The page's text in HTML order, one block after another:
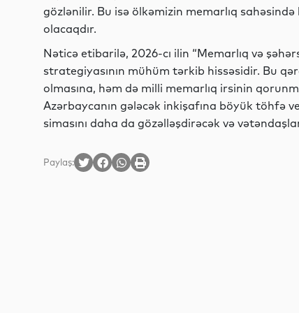
gözlənilir. Bu isə ölkəmizin memarlıq
olacaqdır.
Nəticə etibarilə, 2026-cı ilin “Memarlıq və
strategiyasının mühüm tərkib hissəsidir. Bu
olmasına, həm də milli memarlıq irsinin
Azərbaycanın gələcək inkişafına böyük töhfə
simasını daha da gözəlləşdirəcək və
Paylaş: